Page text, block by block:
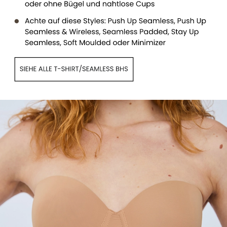
Siehe alle trägerlosen BHs